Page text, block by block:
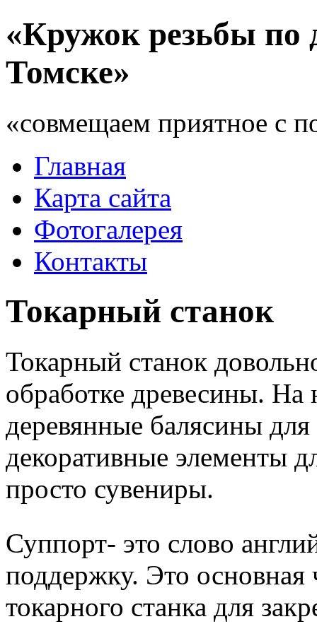
«Кружок резьбы по
Томске»
«совмещаем приятное с
Главная
Карта сайта
Фотогалерея
Контакты
Токарный станок
Токарный станок
обработке древесины. На
деревянные балясины
декоративные элементы
просто сувениры.
Суппорт- это слово
поддержку. Это основная
токарного станка для